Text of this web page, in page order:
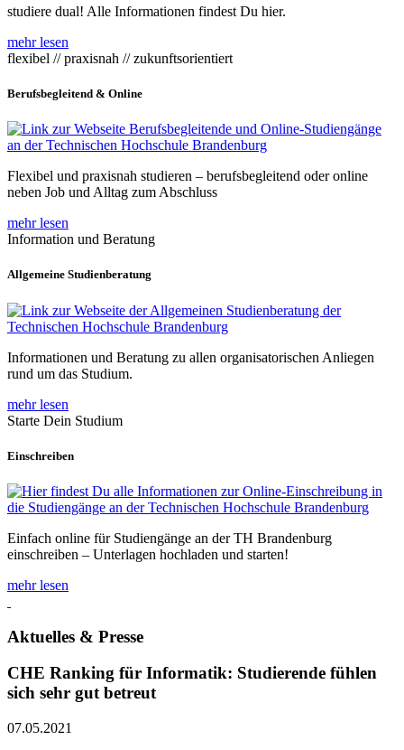
studiere dual! Alle Informationen findest Du hier.
mehr lesen
flexibel // praxisnah // zukunftsorientiert
Berufsbegleitend & Online
Flexibel und praxisnah studieren – berufsbegleitend oder online
neben Job und Alltag zum Abschluss
mehr lesen
Information und Beratung
Allgemeine Studienberatung
Informationen und Beratung zu allen organisatorischen Anliegen
rund um das Studium.
mehr lesen
Starte Dein Studium
Einschreiben
Einfach online für Studiengänge an der TH Brandenburg
einschreiben – Unterlagen hochladen und starten!
mehr lesen
Aktuelles & Presse
CHE Ranking für Informatik: Studierende fühlen
sich sehr gut betreut
07.05.2021